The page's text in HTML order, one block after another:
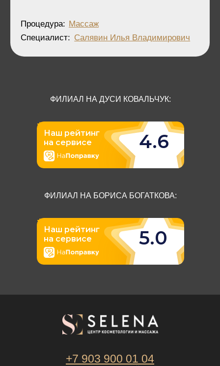
ФИЛИАЛ НА ДУСИ КОВАЛЬЧУК:
ФИЛИАЛ НА БОРИСА БОГАТКОВА:
+7 903 900 01 04